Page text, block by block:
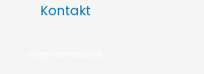
Kontakt